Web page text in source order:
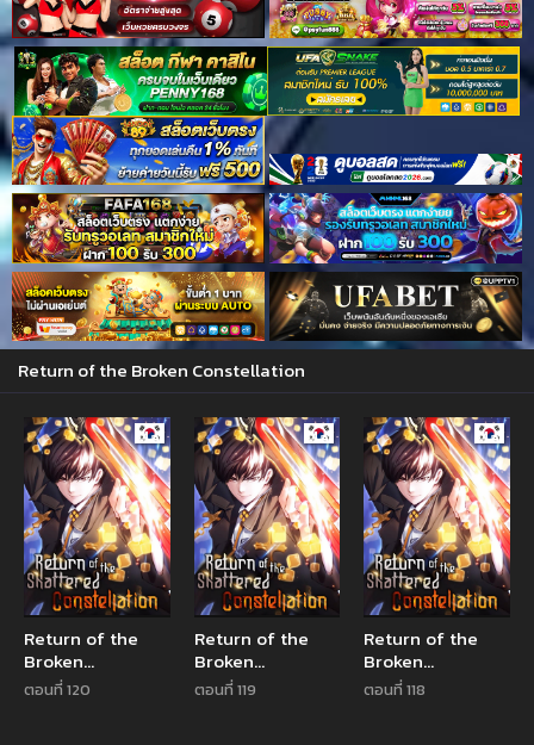
Return of the Broken Constellation
Manhwa
Return of the
Broken
Constellation
ตอนที่ 120
Manhwa
Return of the
Broken
Constellation
ตอนที่ 119
Return of the
Broken
Constellation
ตอนที่ 118